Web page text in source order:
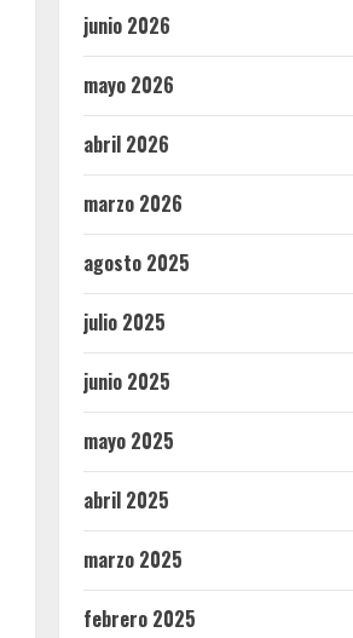
junio 2026
mayo 2026
abril 2026
marzo 2026
agosto 2025
julio 2025
junio 2025
mayo 2025
abril 2025
marzo 2025
febrero 2025